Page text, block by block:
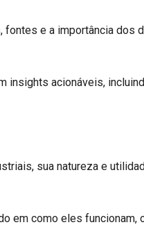
e a importância dos
acionáveis,
sua natureza e
em como eles